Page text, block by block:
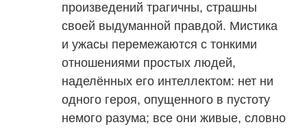
произведений трагичны, страшны
своей выдуманной правдой. Мистика
и ужасы перемежаются с тонкими
отношениями простых людей,
наделённых его интеллектом: нет ни
одного героя, опущенного в пустоту
немого разума; все они живые, словно